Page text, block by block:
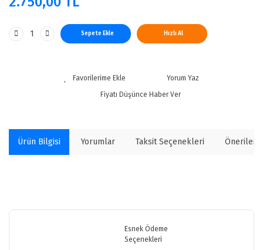
Sepete Ekle Hızlı Al
Yorum Yaz
Fiyatı Düşünce Haber Ver
Ürün Bilgisi Yorumlar Taksit Seçenekleri
Bu ürüne ilk yorumu siz yapın!
Görüş ve önerileriniz için teşekkür ederiz.
Esnek Ödeme
Seçenekleri